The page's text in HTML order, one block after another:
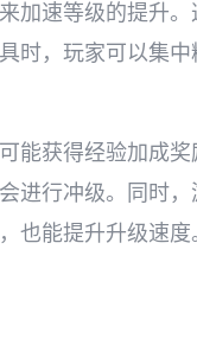
加速等级的提升
时，玩家可以集中
能获得经验加成
进行冲级。同时
也能提升升级速度